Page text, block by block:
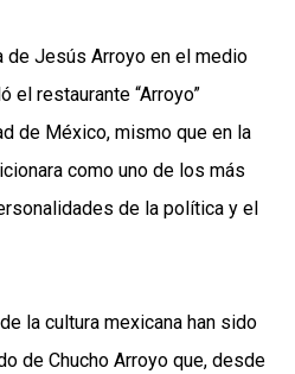
de Jesús Arroyo en el medio
el restaurante “Arroyo”
de México, mismo que en la
como uno de los más
de la política y el
la cultura mexicana han sido
de Chucho Arroyo que, desde